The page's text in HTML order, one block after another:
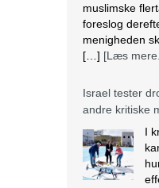
muslimske
foreslog
menigheden
[…] [Læs
Israel tester
andre kritiske
I